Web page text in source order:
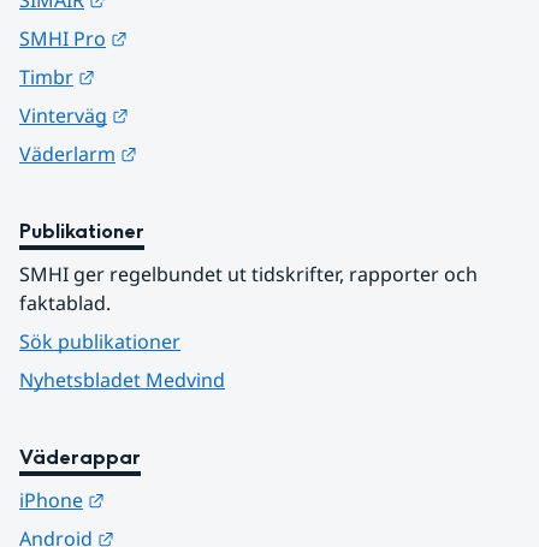
SMHI Pro
Timbr
Vinterväg
Väderlarm
Publikationer
SMHI ger regelbundet ut tidskrifter, rapporter och
faktablad.
Sök publikationer
Nyhetsbladet Medvind
Väderappar
iPhone
Android